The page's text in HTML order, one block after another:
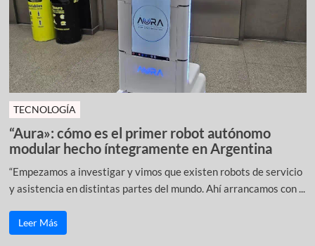
TECNOLOGÍA
“Aura»: cómo es el primer robot autónomo
modular hecho íntegramente en Argentina
“Empezamos a investigar y vimos que existen robots de servicio
y asistencia en distintas partes del mundo. Ahí arrancamos con ...
Leer Más